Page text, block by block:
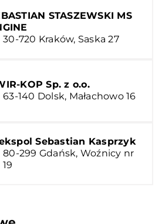
STASZEWSKI MS
30-720 Kraków, Saska 27
KOP Sp. z o.o.
63-140 Dolsk, Małachowo 16
Sebastian Kasprzyk
80-299 Gdańsk, Woźnicy nr
19